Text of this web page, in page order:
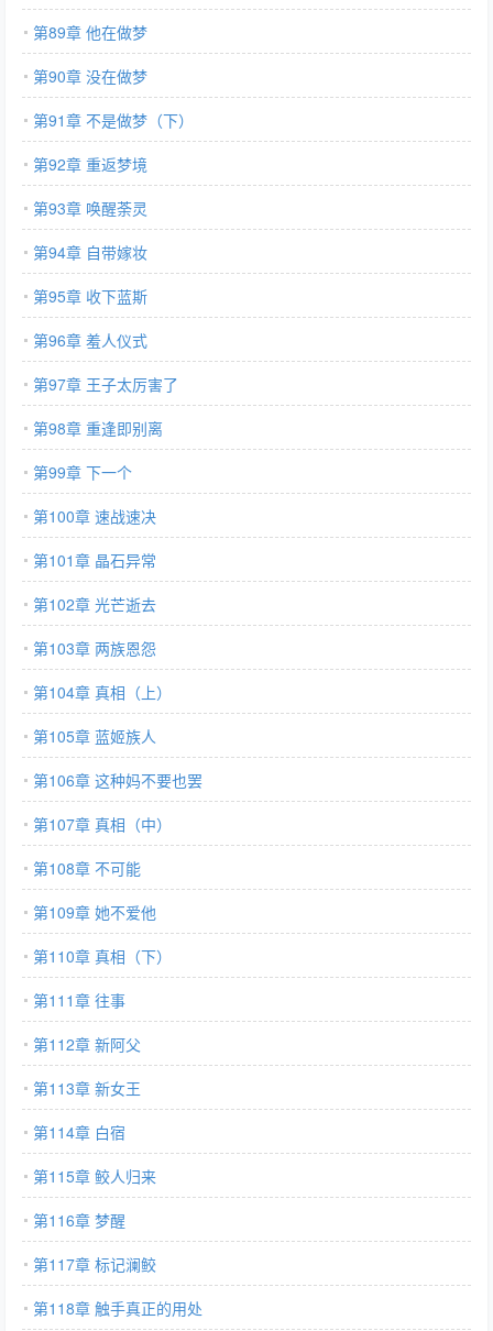
第89章 他在做梦
第90章 没在做梦
第91章 不是做梦（下）
第92章 重返梦境
第93章 唤醒荼灵
第94章 自带嫁妆
第95章 收下蓝斯
第96章 羞人仪式
第97章 王子太厉害了
第98章 重逢即别离
第99章 下一个
第100章 速战速决
第101章 晶石异常
第102章 光芒逝去
第103章 两族恩怨
第104章 真相（上）
第105章 蓝姬族人
第106章 这种妈不要也罢
第107章 真相（中）
第108章 不可能
第109章 她不爱他
第110章 真相（下）
第111章 往事
第112章 新阿父
第113章 新女王
第114章 白宿
第115章 鲛人归来
第116章 梦醒
第117章 标记澜鲛
第118章 触手真正的用处